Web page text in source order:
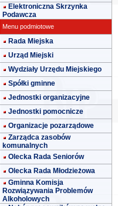
Elektroniczna Skrzynka
Podawcza
Menu podmiotowe
Rada Miejska
Urząd Miejski
Wydziały Urzędu Miejskiego
Spółki gminne
Jednostki organizacyjne
Jednostki pomocnicze
Organizacje pozarządowe
Zarządca zasobów
komunalnych
Olecka Rada Seniorów
Olecka Rada Młodzieżowa
Gminna Komisja
Rozwiązywania Problemów
Alkoholowych